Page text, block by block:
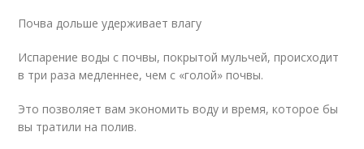
Почва дольше удерживает влагу
Испарение воды с почвы, покрытой мульчей, происходит
в три раза медленнее, чем с «голой» почвы.
Это позволяет вам экономить воду и время, которое бы
вы тратили на полив.